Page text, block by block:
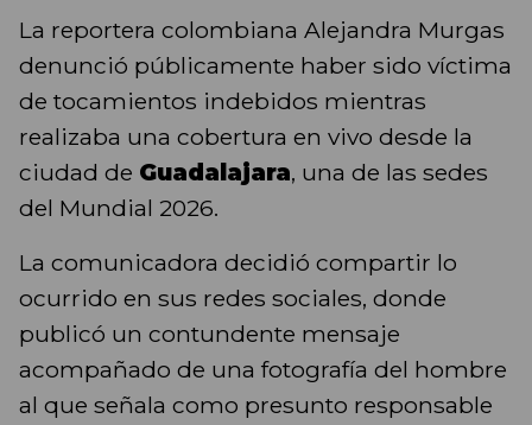
La reportera colombiana Alejandra Murgas
denunció públicamente haber sido víctima
de tocamientos indebidos mientras
realizaba una cobertura en vivo desde la
ciudad de Guadalajara, una de las sedes
del Mundial 2026.
La comunicadora decidió compartir lo
ocurrido en sus redes sociales, donde
publicó un contundente mensaje
acompañado de una fotografía del hombre
al que señala como presunto responsable